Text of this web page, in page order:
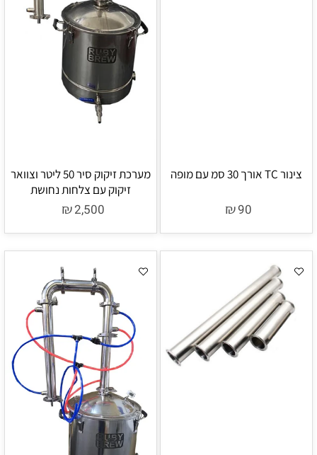
צינור TC אורך 30 סמ עם מופה
₪90
מערכת זיקוק סיר 50 ליטר וצוואר
זיקוק עם צלחות נחושת
₪2,500